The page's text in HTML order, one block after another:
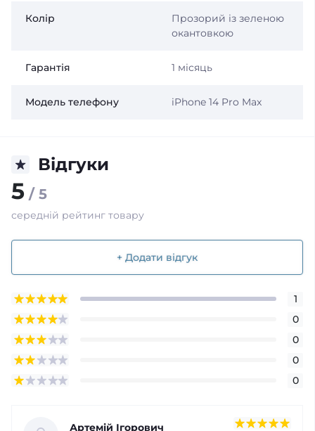
Колір
Прозорий із зеленою
окантовкою
Гарантія 1 місяць
Модель телефону iPhone 14 Pro Max
Відгуки
5 / 5
середній рейтинг товару
+ Додати відгук
1
0
0
0
0
Артемій Ігорович